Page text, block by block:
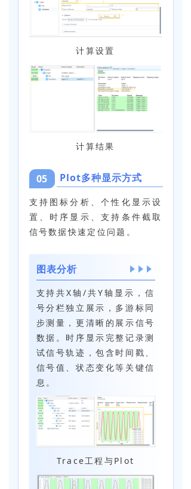
计算设置
计算结果
05 Plot多种显示方式
支持图标分析、个性化显示设
置、时序显示、支持条件截取
信号数据快速定位问题。
图表分析
支持共X轴/共Y轴显示，信
号分栏独立展示，多游标同
步测量，更清晰的展示信号
数据。时序显示完整记录测
试信号轨迹，包含时间戳、
信号值、状态变化等关键信
息。
Trace工程与Plot